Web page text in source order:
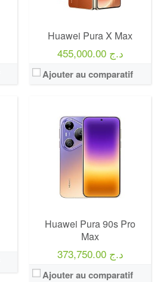
Huawei Pura X Max
455,000.00 د.ج
Ajouter au comparatif
Huawei Pura 90s Pro
Max
373,750.00 د.ج
Ajouter au comparatif